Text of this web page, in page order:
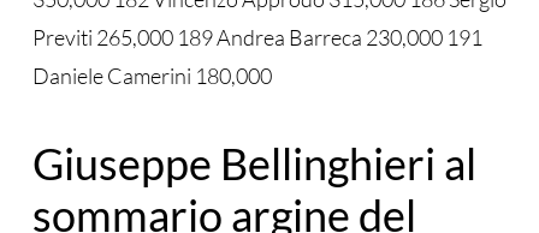
Previti 265,000 189 Andrea Barreca 230,000 191
Daniele Camerini 180,000
Giuseppe Bellinghieri al
sommario argine del